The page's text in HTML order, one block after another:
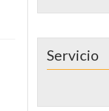
Servicio